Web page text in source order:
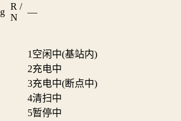
R /
N
—
1 空闲中(基站内)
2充电中
3充电中(断点中)
4清扫中
5暂停中